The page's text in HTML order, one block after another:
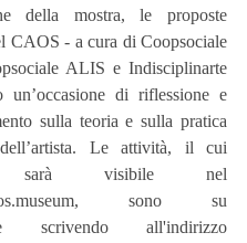
della mostra, le proposte
CAOS - a cura di Coopsociale
ALIS e Indisciplinarte
un’occasione di riflessione e
sulla teoria e sulla pratica
Le attività, il cui
sarà visibile nel
sono su
scrivendo all'indirizzo